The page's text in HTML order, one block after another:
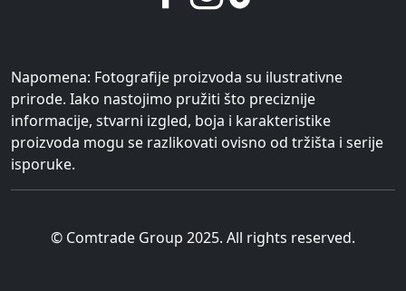
Napomena: Fotografije proizvoda su ilustrativne
prirode. Iako nastojimo pružiti što preciznije
informacije, stvarni izgled, boja i karakteristike
proizvoda mogu se razlikovati ovisno od tržišta i serije
isporuke.
© Comtrade Group 2025. All rights reserved.